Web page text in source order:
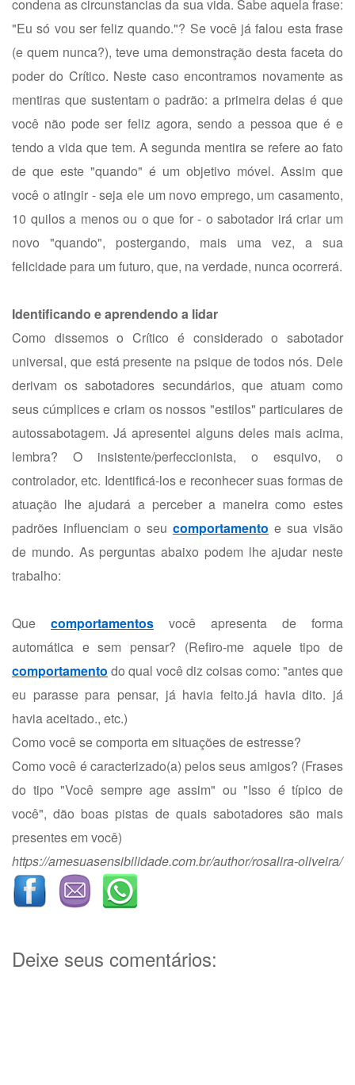
condena as circunstancias da sua vida. Sabe aquela frase:
"Eu só vou ser feliz quando."? Se você já falou esta frase
(e quem nunca?), teve uma demonstração desta faceta do
poder do Crítico. Neste caso encontramos novamente as
mentiras que sustentam o padrão: a primeira delas é que
você não pode ser feliz agora, sendo a pessoa que é e
tendo a vida que tem. A segunda mentira se refere ao fato
de que este "quando" é um objetivo móvel. Assim que
você o atingir - seja ele um novo emprego, um casamento,
10 quilos a menos ou o que for - o sabotador irá criar um
novo "quando", postergando, mais uma vez, a sua
felicidade para um futuro, que, na verdade, nunca ocorrerá.
Identificando e aprendendo a lidar
Como dissemos o Crítico é considerado o sabotador
universal, que está presente na psique de todos nós. Dele
derivam os sabotadores secundários, que atuam como
seus cúmplices e criam os nossos "estilos" particulares de
autossabotagem. Já apresentei alguns deles mais acima,
lembra? O insistente/perfeccionista, o esquivo, o
controlador, etc. Identificá-los e reconhecer suas formas de
atuação lhe ajudará a perceber a maneira como estes
padrões influenciam o seu comportamento e sua visão
de mundo. As perguntas abaixo podem lhe ajudar neste
trabalho:
Que comportamentos você apresenta de forma
automática e sem pensar? (Refiro-me aquele tipo de
comportamento do qual você diz coisas como: "antes que
eu parasse para pensar, já havia feito.já havia dito. já
havia aceitado., etc.)
Como você se comporta em situações de estresse?
Como você é caracterizado(a) pelos seus amigos? (Frases
do tipo "Você sempre age assim" ou "Isso é típico de
você", dão boas pistas de quais sabotadores são mais
presentes em você)
https://amesuasensibilidade.com.br/author/rosalira-oliveira/
Deixe seus comentários: